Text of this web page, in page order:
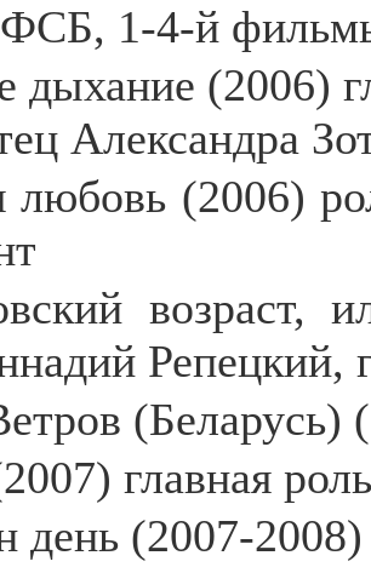
ФСБ, 1-4-й
дыхание (2006)
Александра
любовь (2006)
Репецкий,
(Беларусь)
главная
день (2007-